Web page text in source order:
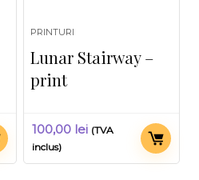
PRINTURI
Lunar Stairway –
print
100,00 lei (TVA
inclus)